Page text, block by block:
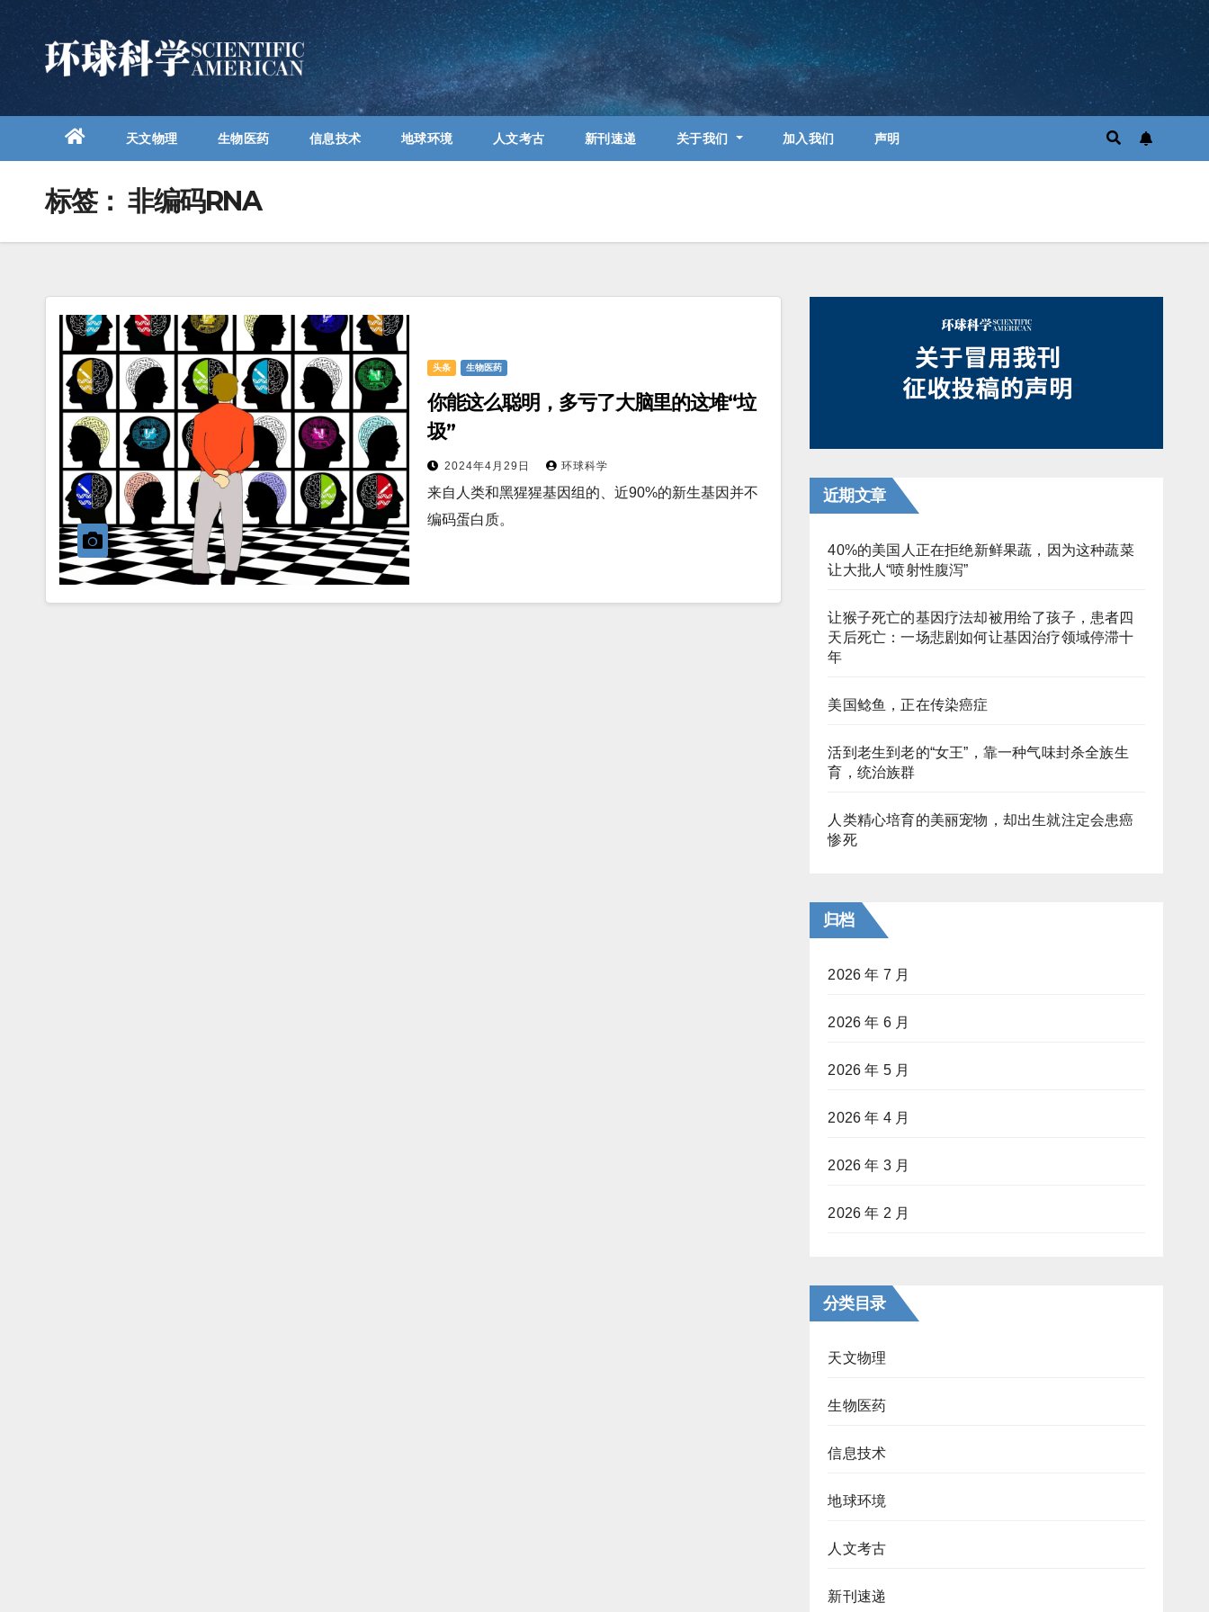
天文物理 生物医药 信息技术 地球环境 人文考古 新刊速递 关于我们 加入我们 声明
标签： 非编码RNA
头条 生物医药
你能这么聪明，多亏了大脑里的这堆“垃
圾”
2024年4月29日 环球科学
来自人类和黑猩猩基因组的、近90%的新生基因并不
编码蛋白质。
近期文章
40%的美国人正在拒绝新鲜果蔬，因为这种蔬菜
让大批人“喷射性腹泻”
让猴子死亡的基因疗法却被用给了孩子，患者四
天后死亡：一场悲剧如何让基因治疗领域停滞十
年
美国鲶鱼，正在传染癌症
活到老生到老的“女王”，靠一种气味封杀全族生
育，统治族群
人类精心培育的美丽宠物，却出生就注定会患癌
惨死
归档
2026 年 7 月
2026 年 6 月
2026 年 5 月
2026 年 4 月
2026 年 3 月
2026 年 2 月
分类目录
天文物理
生物医药
信息技术
地球环境
人文考古
新刊速递